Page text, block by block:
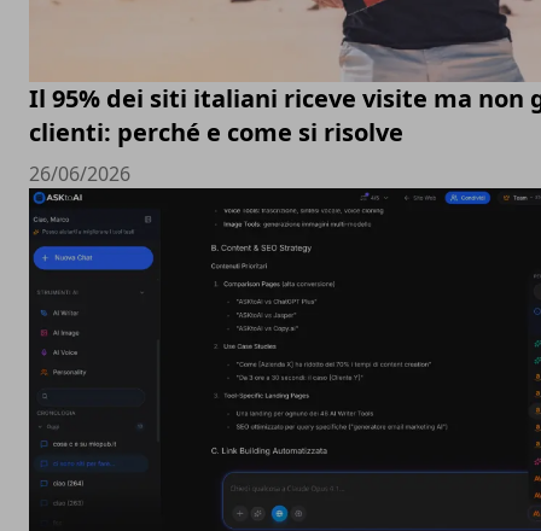
Il 95% dei siti italiani riceve visite ma non
clienti: perché e come si risolve
26/06/2026